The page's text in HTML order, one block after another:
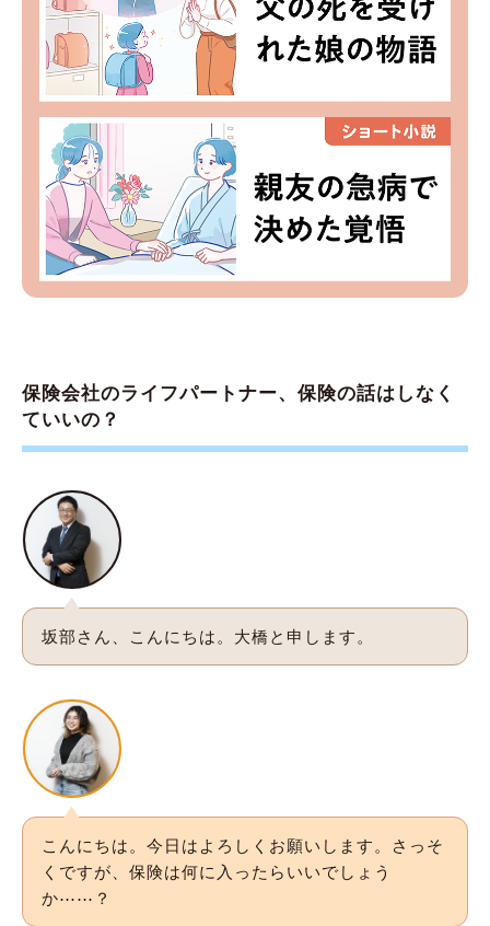
保険会社のライフパートナー、保険の話はしなく
ていいの？
坂部さん、こんにちは。大橋と申します。
こんにちは。今日はよろしくお願いします。さっそ
くですが、保険は何に入ったらいいでしょう
か⋯⋯？